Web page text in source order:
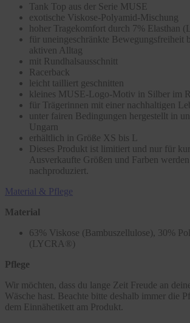
Tank Top aus der Serie MUSE
exotische Viskose-Polyamid-Mischung
hoher Tragekomfort durch 7% Elasthan
für uneingeschränkte Bewegungsfreiheit
aktiven Alltag
mit Rundhalsausschnitt
Racerback
leicht tailliert geschnitten
kleines MUSE-Logo-Motiv in Silber im
für Trägerinnen mit einer nachhaltigen
unter fairen Bedingungen hergestellt in
Ungarn
erhältlich in Größe XS bis L
Dieses Produkt ist limitiert und nur für
Ausverkaufte Größen und Farben
nachproduziert.
Material & Pflege
Material
63% Viskose (Bambuszellulose), 30%
(LYCRA®)
Pflege
Wir möchten, dass du lange Zeit Freude an
Wäsche hast. Beachte bitte deshalb immer die
dem Einnähetikett am Produkt.